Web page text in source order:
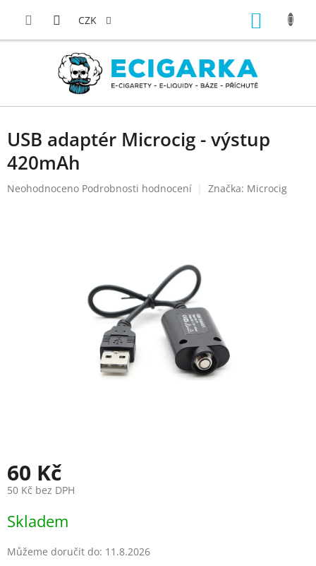
CZK
USB adaptér Microcig - výstup
420mAh
Průměrné
Neohodnoceno Podrobnosti hodnocení Značka: Microcig
60 Kč
50 Kč bez DPH
cena:
Skladem
Můžeme doručit do: 11.8.2026